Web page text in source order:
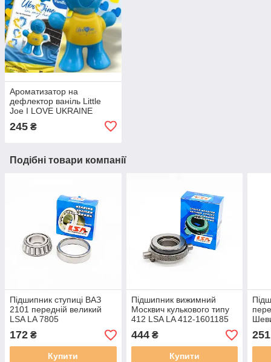
Ароматизатор на
дефлектор ваніль Little
Joe I LOVE UKRAINE
245 ₴
Подібні товари компанії
Підшипник ступиці ВАЗ
2101 передній великий
LSA LA 7805
172 ₴
Купити
Підшипник вижимний
Москвич кулькового типу
412 LSA LA 412-1601185
444₴
Купити
251